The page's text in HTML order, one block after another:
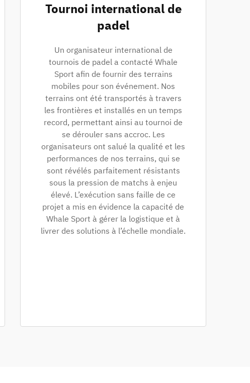
Tournoi international de
padel
Un organisateur international de
tournois de padel a contacté Whale
Sport afin de fournir des terrains
mobiles pour son événement. Nos
terrains ont été transportés à travers
les frontières et installés en un temps
record, permettant ainsi au tournoi de
se dérouler sans accroc. Les
organisateurs ont salué la qualité et les
performances de nos terrains, qui se
sont révélés parfaitement résistants
sous la pression de matchs à enjeu
élevé. L’exécution sans faille de ce
projet a mis en évidence la capacité de
Whale Sport à gérer la logistique et à
livrer des solutions à l’échelle mondiale.